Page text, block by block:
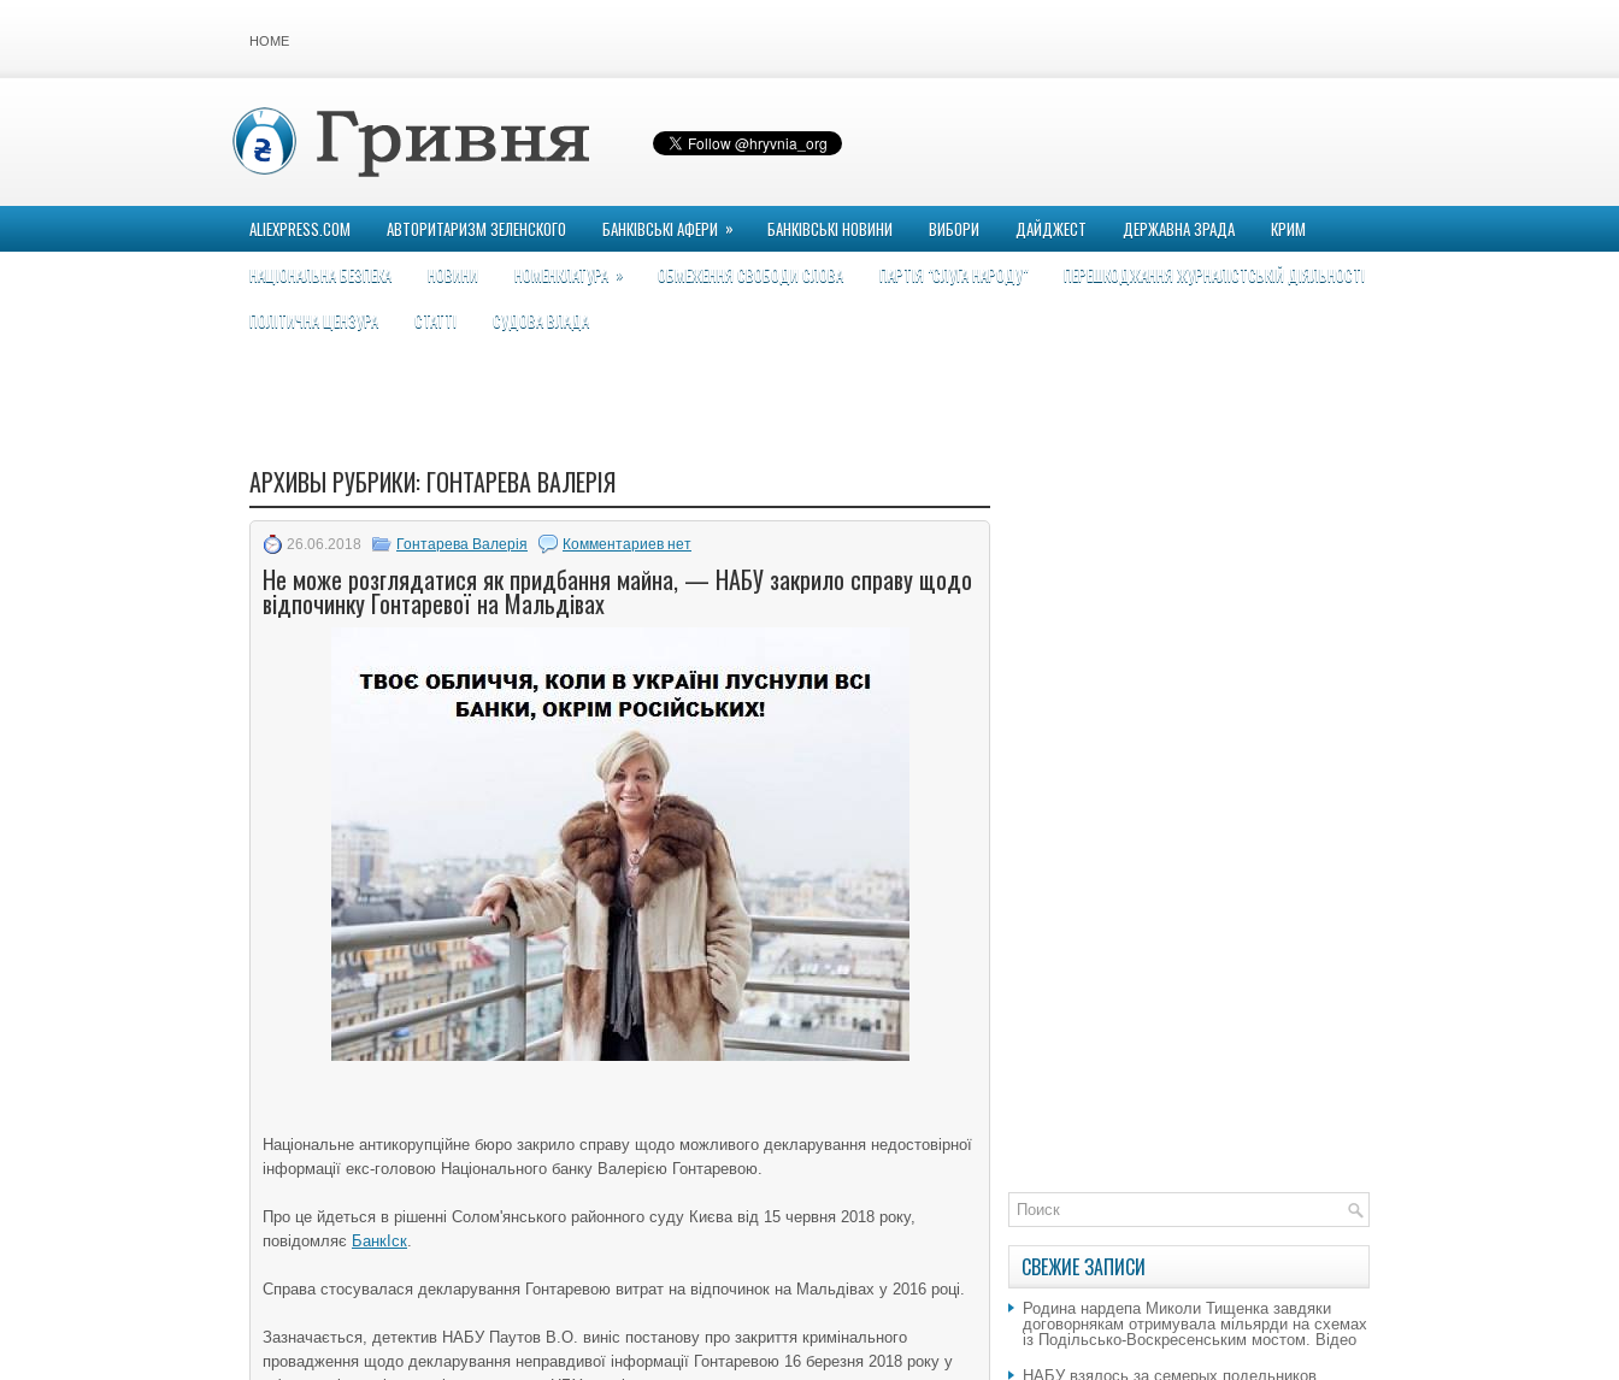
HOME
ALIEXPRESS.COM АВТОРИТАРИЗМ ЗЕЛЕНСКОГО БАНКІВСЬКІ АФЕРИ » БАНКІВСЬКІ НОВИНИ ВИБОРИ ДАЙДЖЕСТ ДЕРЖАВНА ЗРАДА
КРИМ
НАЦІОНАЛЬНА БЕЗПЕКА
НОВИНИ НОМЕНКЛАТУРА » ОБМЕЖЕННЯ СВОБОДИ СЛОВА ПАРТІЯ "СЛУГА НАРОДУ"
ПЕРЕШКОДЖАННЯ ЖУРНАЛІСТСЬКІЙ ДІЯЛЬНОСТІ
ПОЛІТИЧНА ЦЕНЗУРА
СТАТТІ СУДОВА ВЛАДА
АРХИВЫ РУБРИКИ: ГОНТАРЕВА ВАЛЕРІЯ
26.06.2018 Гонтарева Валерія Комментариев нет
Не може розглядатися як придбання майна, — НАБУ закрило справу щодо
відпочинку Гонтаревої на Мальдівах
Національне антикорупційне бюро закрило справу щодо можливого декларування недостовірної
інформації екс-головою Національного банку Валерією Гонтаревою.
Про це йдеться в рішенні Солом'янського районного суду Києва від 15 червня 2018 року,
повідомляє БанкІск.
Справа стосувалася декларування Гонтаревою витрат на відпочинок на Мальдівах у 2016 році.
Зазначається, детектив НАБУ Паутов В.О. виніс постанову про закриття кримінального
провадження щодо декларування неправдивої інформації Гонтаревою 16 березня 2018 року у
СВЕЖИЕ ЗАПИСИ
Родина нардепа Миколи Тищенка завдяки
договорнякам отримувала мільярди на схемах
із Подільсько-Воскресенським мостом. Відео
НАБУ взялось за семерых подельников